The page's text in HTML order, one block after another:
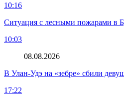
10:16
Ситуация с лесными пожарами в
10:03
08.08.2026
В Улан-Удэ на «зебре» сбили
17:22